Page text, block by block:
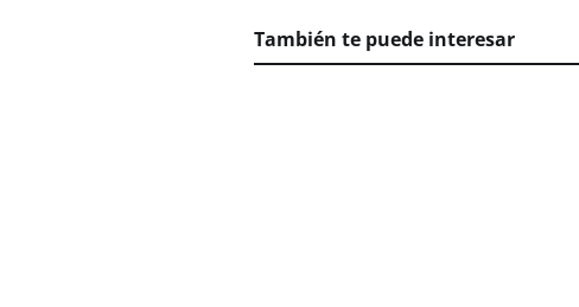
También te puede interesar